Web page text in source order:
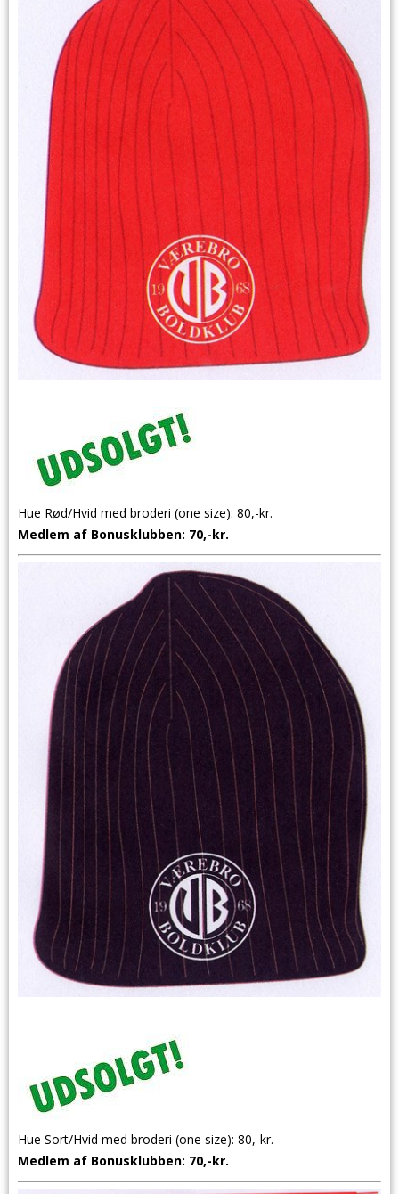
Hue Rød/Hvid med broderi (one size): 80,-kr.
Medlem af Bonusklubben: 70,-kr.
Hue Sort/Hvid med broderi (one size): 80,-kr.
Medlem af Bonusklubben: 70,-kr.